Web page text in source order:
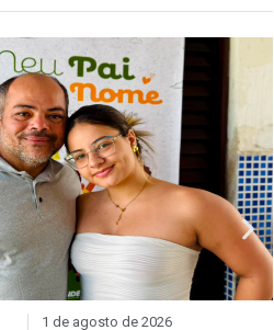
1 de agosto de 2026